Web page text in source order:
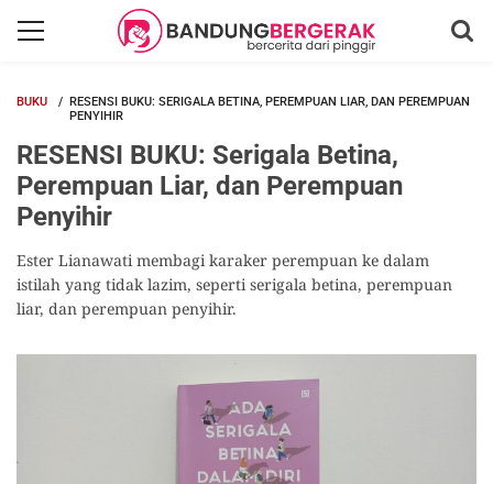
BUKU
RESENSI BUKU: SERIGALA BETINA, PEREMPUAN LIAR, DAN PEREMPUAN
PENYIHIR
RESENSI BUKU: Serigala Betina,
Perempuan Liar, dan Perempuan
Penyihir
Ester Lianawati membagi karaker perempuan ke dalam
istilah yang tidak lazim, seperti serigala betina, perempuan
liar, dan perempuan penyihir.